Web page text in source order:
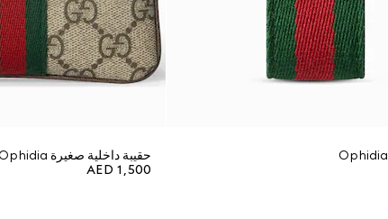
حقيبة داخلية صغيرة Ophidia مع سحّاب ومفتاح
AED 1,500